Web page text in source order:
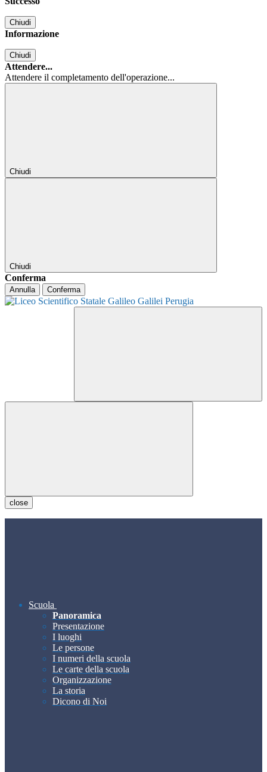
Chiudi
Informazione
Chiudi
Attendere...
Attendere il completamento dell'operazione...
Chiudi
Chiudi
Conferma
Annulla Conferma
close
Scuola
Panoramica
Presentazione
I luoghi
Le persone
I numeri della scuola
Le carte della scuola
Organizzazione
La storia
Dicono di Noi